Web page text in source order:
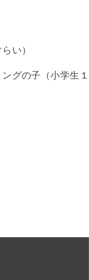
い）
グの子（小学生１